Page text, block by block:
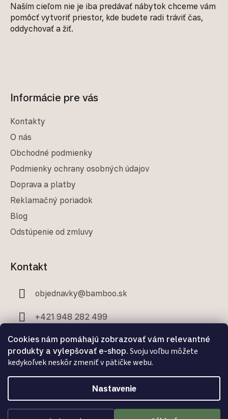
Cookies nám pomáhajú zobrazovať vám relevantné
produkty a vylepšovať e-shop. Svoju voľbu môžete
kedykoľvek neskôr zmeniť v pätičke webu.
Nastavenie
Naším cieľom nie je iba predávať nábytok chceme vám
pomôcť vytvoriť priestor, kde budete radi tráviť čas,
oddychovať a žiť.
Informácie pre vás
Kontakty
O nás
Obchodné podmienky
Podmienky ochrany osobných údajov
Doprava a platby
Reklamačný poriadok
Blog
Odstúpenie od zmluvy
Kontakt
objednavky@bamboo.sk
+421 948 282 499
+421 907 706 329
Facebook